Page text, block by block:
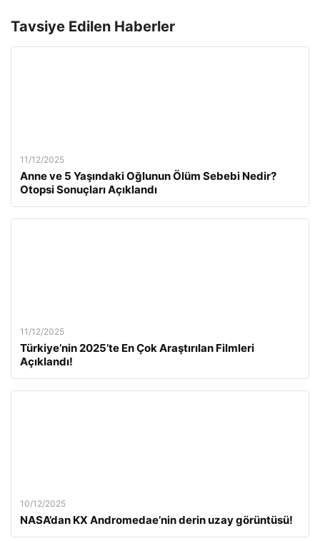
Tavsiye Edilen Haberler
11/12/2025
Anne ve 5 Yaşındaki Oğlunun Ölüm Sebebi Nedir?
Otopsi Sonuçları Açıklandı
11/12/2025
Türkiye’nin 2025’te En Çok Araştırılan Filmleri
Açıklandı!
10/12/2025
NASA’dan KX Andromedae’nin derin uzay görüntüsü!